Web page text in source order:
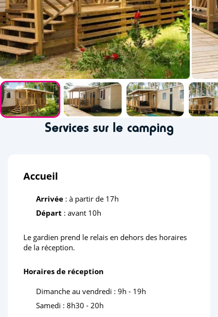
Services sur le camping
Accueil
Arrivée : à partir de 17h
Départ : avant 10h
Le gardien prend le relais en dehors des horaires
de la réception.
Horaires de réception
Dimanche au vendredi : 9h - 19h
Samedi : 8h30 - 20h